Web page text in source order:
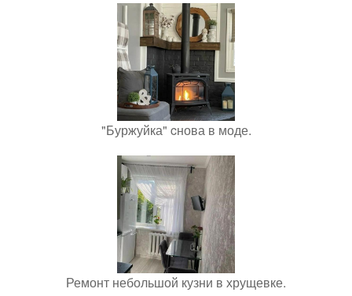
"Буржуйка" cнова в моде.
Ремонт небольшой кузни в хрущевке.